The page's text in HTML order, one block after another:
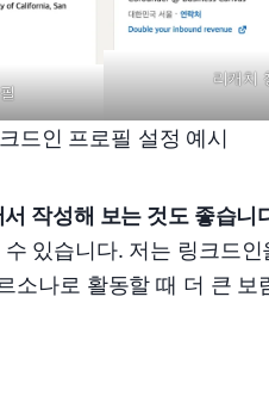
리캐치
드인 프로필 설정 예시
작성해 보는 것도 좋습니
있습니다. 저는 링크드
소나로 활동할 때 더 큰 보